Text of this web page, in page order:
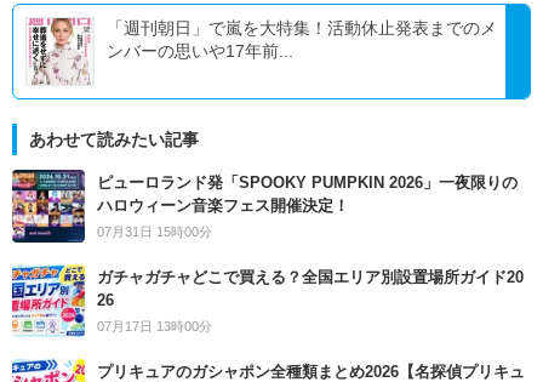
「週刊朝日」で嵐を大特集！活動休止発表までのメ
ンバーの思いや17年前...
あわせて読みたい記事
ピューロランド発「SPOOKY PUMPKIN 2026」一夜限りの
ハロウィーン音楽フェス開催決定！
07月31日 15時00分
ガチャガチャどこで買える？全国エリア別設置場所ガイド20
26
07月17日 13時00分
プリキュアのガシャポン全種類まとめ2026【名探偵プリキュ